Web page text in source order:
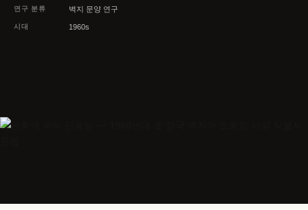
연구 분류 벽지 문양 연구
시대 1960s